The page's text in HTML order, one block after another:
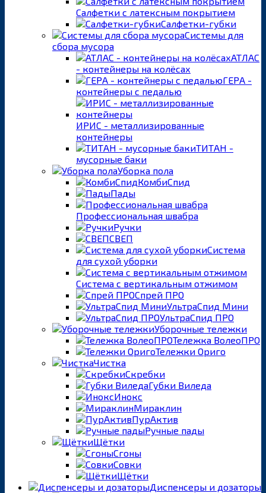
Салфетки с латексным покрытием
Салфетки-губки
Системы для
сбора мусора
АТЛАС
- контейнеры на колёсах
ГЕРА -
контейнеры с педалью
ИРИС - металлизированные
контейнеры
ТИТАН -
мусорные баки
Уборка пола
КомбиСпид
Пады
Профессиональная швабра
Ручки
СВЕП
Система
для сухой уборки
Система с вертикальным отжимом
Спрей ПРО
УльтраСпид Мини
УльтраСпид ПРО
Уборочные тележки
Тележка ВолеоПРО
Тележки Ориго
Чистка
Скребки
Губки Виледа
Инокс
Мираклин
ПурАктив
Ручные пады
Щётки
Сгоны
Совки
Щётки
Диспенсеры и дозаторы